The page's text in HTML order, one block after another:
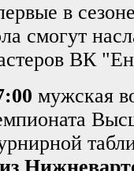
в
смогут
ВК
мужская